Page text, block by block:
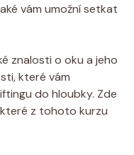
vám umožní setkat
znalosti o oku a jeho
které vám
do hloubky. Zde
z tohoto kurzu